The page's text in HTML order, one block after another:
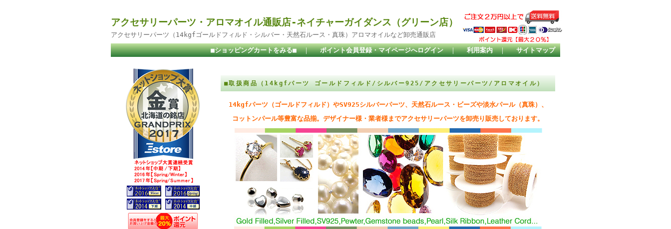
アクセサリーパーツ・アロマオイル通販店-ネイチャーガイダンス（グリーン店）
アクセサリーパーツ（14kgfゴールドフィルド・シルバー・天然石ルース・真珠）アロマオイルなど卸売通販店
■ショッピングカートをみる■ ｜ ポイント会員登録・マイページへログイン ｜ 利用案内 ｜ サイトマップ
■取扱商品（14kgfパーツ ゴールドフィルド/シルバー925/アクセサリーパーツ/アロマオイル）
14kgfパーツ（ゴールドフィルド）やSV925シルバーパーツ、天然石ルース・ビーズや淡水パール（真珠）、
コットンパール等豊富な品揃。デザイナー様・業者様までアクセサリーパーツを卸売り販売しております。